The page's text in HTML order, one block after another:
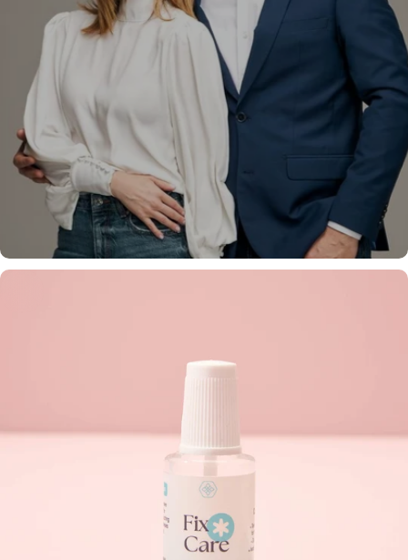
Nossa História
Conheça os fundadores e o propósito por trás da
RmonyCare.
Saiba Mais